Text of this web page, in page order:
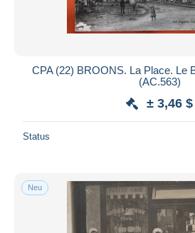
CPA (22) BROONS. La Place. Le
(AC.563)
± 3,46 $
Status
Neu